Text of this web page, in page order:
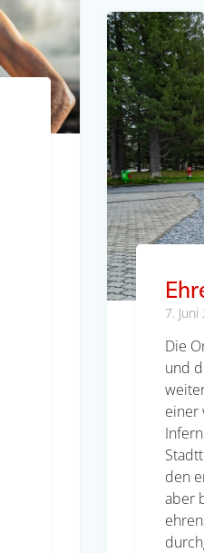
7.
Die
und
einer
den
aber